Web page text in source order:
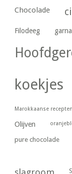
Chocolade
Filodeeg
koekjes
Marokkaanse recepten
Olijven
pure chocolade